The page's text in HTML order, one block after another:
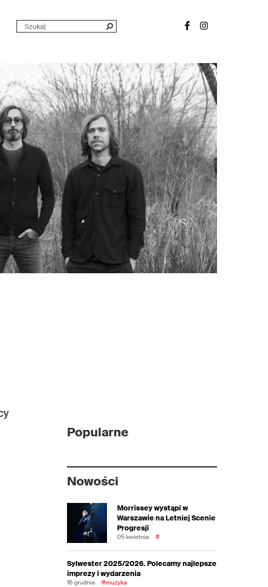
Popularne
Nowości
Morrissey wystąpi w
Warszawie na Letniej Scenie
Progresji
05 kwietnia #
Sylwester 2025/2026. Polecamy najlepsze
imprezy i wydarzenia
16 grudnia #muzyka